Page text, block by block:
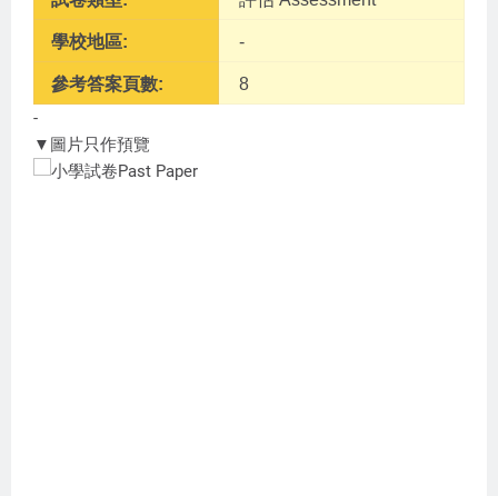
學校地區: -
參考答案頁數: 8
-
▼圖片只作預覽